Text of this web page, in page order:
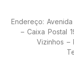
Endereço:
– Caixa Postal
Vizinhos –